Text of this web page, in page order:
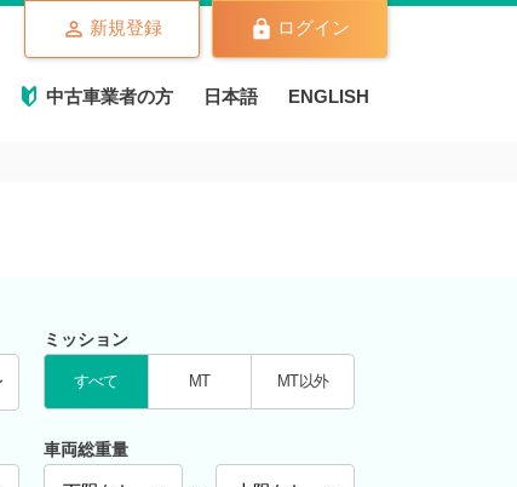
中古車業者の方 日本語 ENGLISH
新規登録 ログイン
ミッション
すべて MT MT以外
車両総重量